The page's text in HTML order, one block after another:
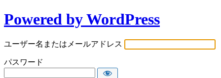
Powered by WordPress
ユーザー名またはメールアドレス
パスワード